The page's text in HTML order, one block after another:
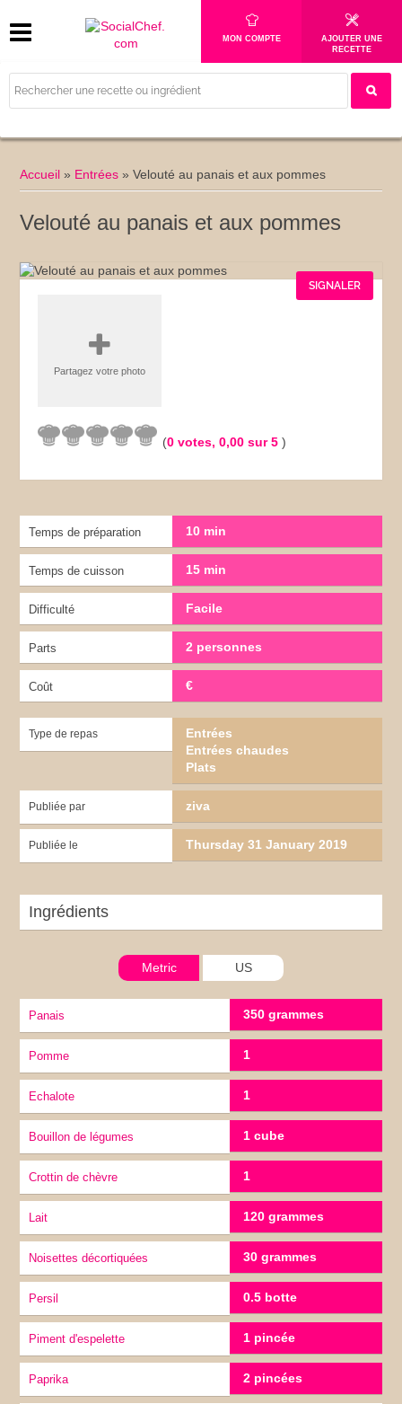
MON COMPTE
AJOUTER UNE
RECETTE
Accueil » Entrées »Velouté au panais et aux pommes
Velouté au panais et aux pommes
SIGNALER
Partagez votre photo
(0 votes,0,00 sur 5)
Temps de préparation 10 min
Temps de cuisson 15 min
Difficulté Facile
Parts 2 personnes
Coût €
Type de repas
Entrées
Entrées chaudes
Plats
Publiée par ziva
Publiée le Thursday 31 January 2019
Ingrédients
Metric US
Panais 350 grammes
Pomme 1
Echalote 1
Bouillon de légumes 1 cube
Crottin de chèvre 1
lait 120 grammes
Noisettes décortiquées 30 grammes
Persil 0.5 botte
Piment d'espelette 1 pincée
Paprika 2 pincées